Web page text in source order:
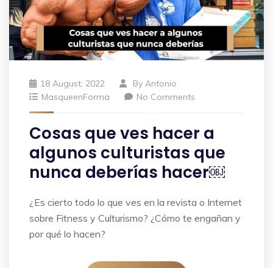
18 August, 2022 By Antonio
MasqueenForma
No Comments
Cosas que ves hacer a
algunos culturistas que
nunca deberías hacer￼
¿Es cierto todo lo que ves en la revista o Internet
sobre Fitness y Culturismo? ¿Cómo te engañan y
por qué lo hacen?